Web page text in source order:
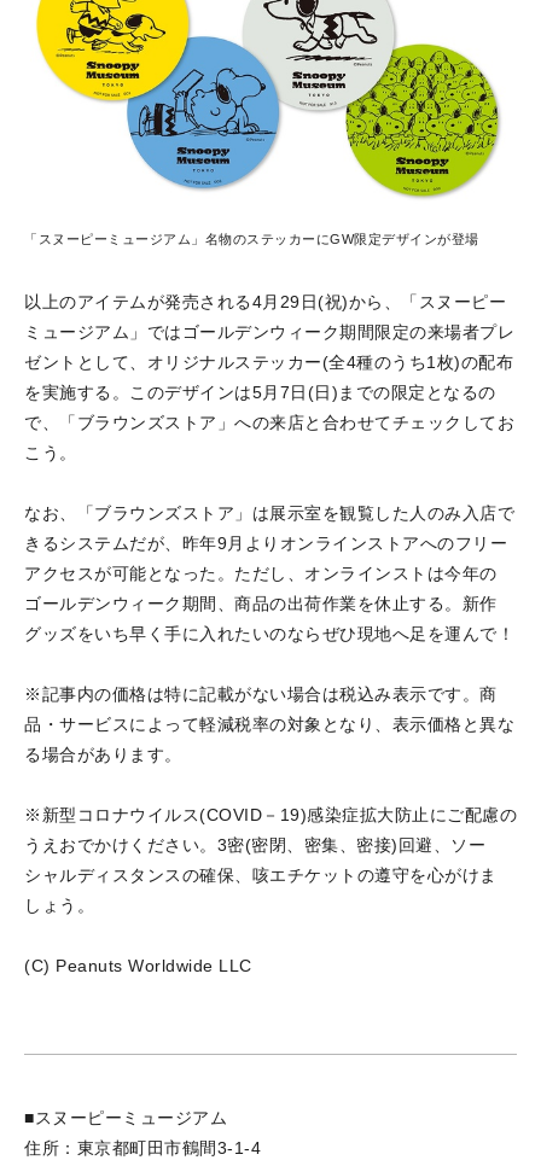
「スヌーピーミュージアム」名物のステッカーにGW限定デザインが登場
以上のアイテムが発売される4月29日(祝)から、「スヌーピー
ミュージアム」ではゴールデンウィーク期間限定の来場者プレ
ゼントとして、オリジナルステッカー(全4種のうち1枚)の配布
を実施する。このデザインは5月7日(日)までの限定となるの
で、「ブラウンズストア」への来店と合わせてチェックしてお
こう。
なお、「ブラウンズストア」は展示室を観覧した人のみ入店で
きるシステムだが、昨年9月よりオンラインストアへのフリー
アクセスが可能となった。ただし、オンラインストは今年の
ゴールデンウィーク期間、商品の出荷作業を休止する。新作
グッズをいち早く手に入れたいのならぜひ現地へ足を運んで！
※記事内の価格は特に記載がない場合は税込み表示です。商
品・サービスによって軽減税率の対象となり、表示価格と異な
る場合があります。
※新型コロナウイルス(COVID－19)感染症拡大防止にご配慮の
うえおでかけください。3密(密閉、密集、密接)回避、ソー
シャルディスタンスの確保、咳エチケットの遵守を心がけま
しょう。
(C) Peanuts Worldwide LLC
■スヌーピーミュージアム
住所：東京都町田市鶴間3-1-4